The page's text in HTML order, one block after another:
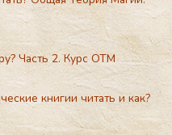
Часть 2. Курс ОТМ
книгии читать и как?